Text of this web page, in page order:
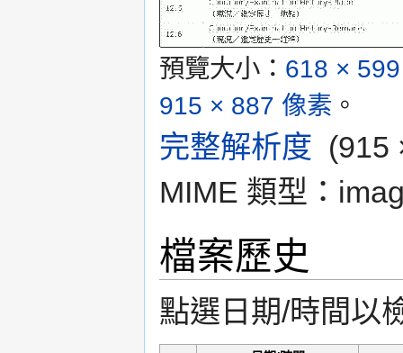
預覽大小： 618 ×
915 × 887 像素 。
完整解析度 (915
MIME 類型：
檔案歷史
點選日期/時間以